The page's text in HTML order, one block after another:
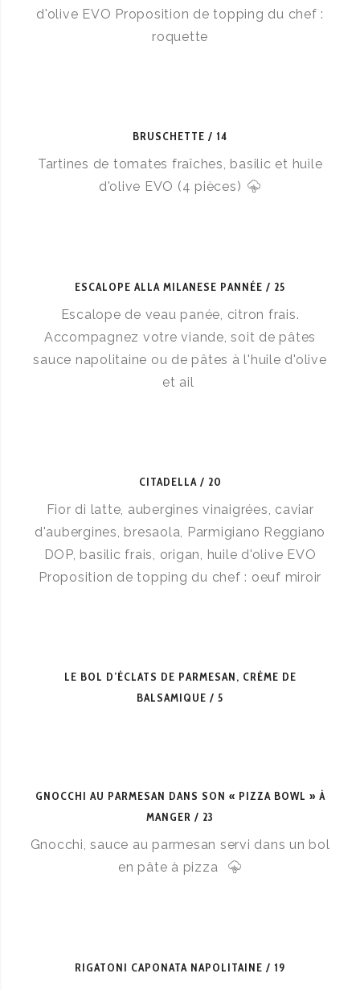
d'olive EVO Proposition de topping du chef :
roquette
BRUSCHETTE 14
Tartines de tomates fraîches, basilic et huile
d'olive EVO (4 pièces)
ESCALOPE ALLA MILANESE PANNÉE 25
Escalope de veau panée, citron frais.
Accompagnez votre viande, soit de pâtes
sauce napolitaine ou de pâtes à l'huile d'olive
et ail
CITADELLA 20
Fior di latte, aubergines vinaigrées, caviar
d'aubergines, bresaola, Parmigiano Reggiano
DOP, basilic frais, origan, huile d'olive EVO
Proposition de topping du chef : oeuf miroir
LE BOL D’ÉCLATS DE PARMESAN, CRÈME DE
BALSAMIQUE
5
GNOCCHI AU PARMESAN DANS SON « PIZZA BOWL » À
MANGER
23
Gnocchi, sauce au parmesan servi dans un bol
en pâte à pizza
RIGATONI CAPONATA NAPOLITAINE 19